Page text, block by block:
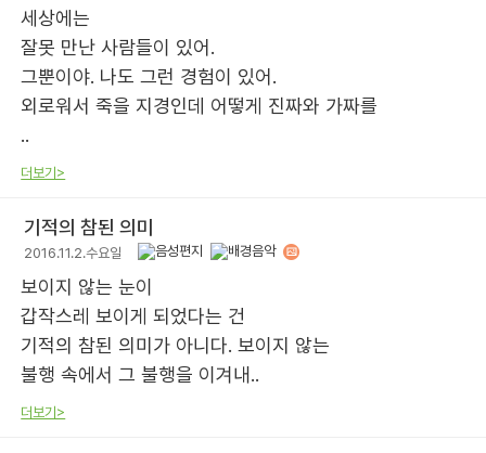
세상에는
잘못 만난 사람들이 있어.
그뿐이야. 나도 그런 경험이 있어.
외로워서 죽을 지경인데 어떻게 진짜와 가짜를
..
더보기>
기적의 참된 의미
2016.11.2.수요일
보이지 않는 눈이
갑작스레 보이게 되었다는 건
기적의 참된 의미가 아니다. 보이지 않는
불행 속에서 그 불행을 이겨내..
더보기>